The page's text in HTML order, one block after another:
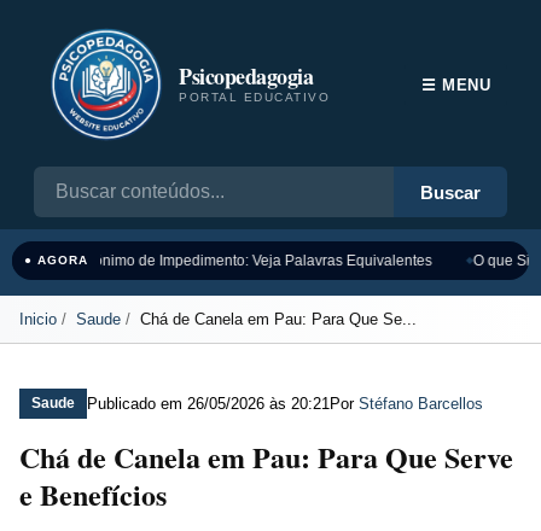
Psicopedagogia
PORTAL EDUCATIVO
Buscar
☰ MENU
● AGORASinônimo de Impedimento: Veja Palavras Equivalentes O que
Inicio Saude Chá de Canela em Pau: Para Que Se...
Saude Publicado em 26/05/2026 às 20:21 Por Stéfano Barcellos
Chá de Canela em Pau: Para Que Serve
e Benefícios